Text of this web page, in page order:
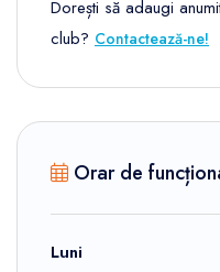
Dorești să adaugi
club? Contactează-ne!
Orar de
Luni